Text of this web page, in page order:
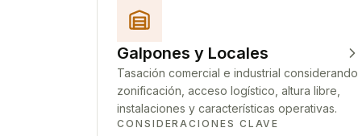
Galpones y Locales
Tasación comercial e industrial considerando
zonificación, acceso logístico, altura libre,
instalaciones y características operativas.
CONSIDERACIONES CLAVE